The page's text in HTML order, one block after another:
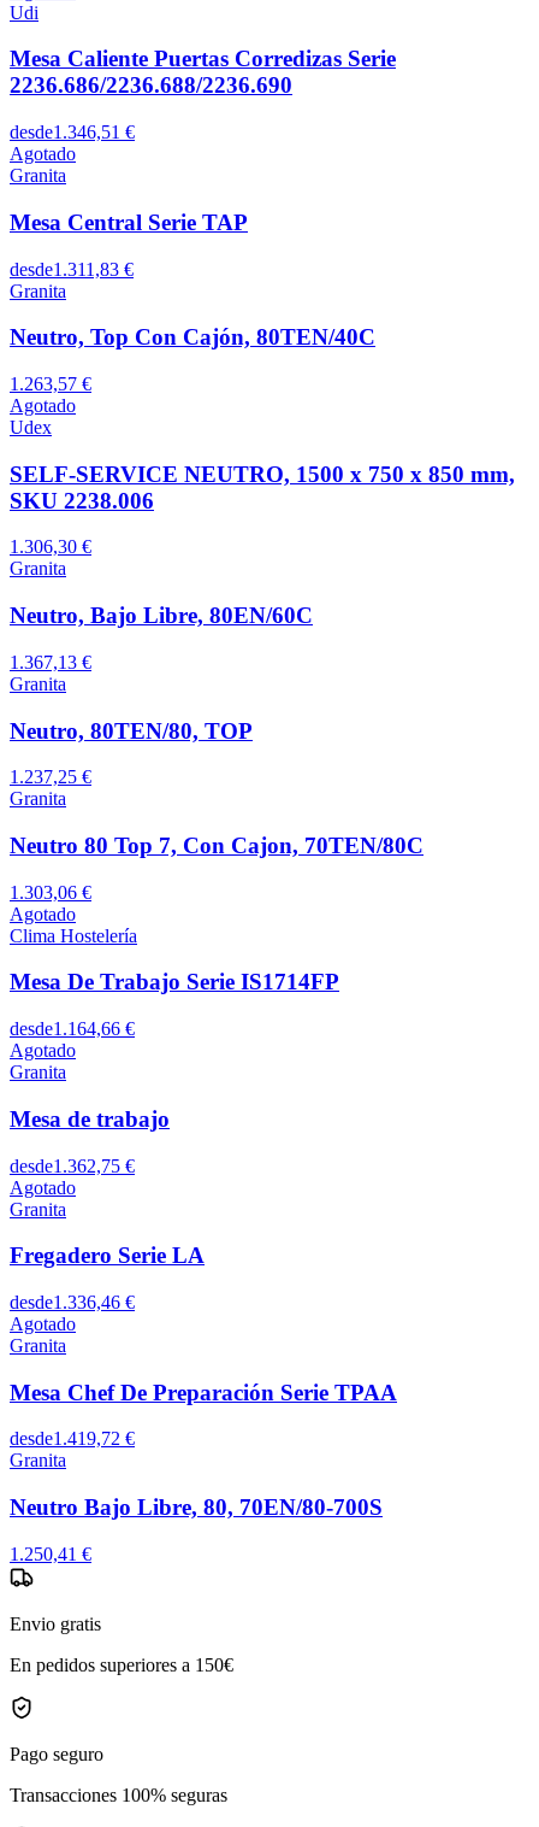
Udi
Mesa Caliente Puertas Corredizas Serie
2236.686/2236.688/2236.690
desde1.346,51 €
Agotado
Granita
Mesa Central Serie TAP
desde1.311,83 €
Granita
Neutro, Top Con Cajón, 80TEN/40C
1.263,57 €
Agotado
Udex
SELF-SERVICE NEUTRO, 1500 x 750 x 850 mm,
SKU 2238.006
1.306,30 €
Granita
Neutro, Bajo Libre, 80EN/60C
1.367,13 €
Granita
Neutro, 80TEN/80, TOP
1.237,25 €
Granita
Neutro 80 Top 7, Con Cajon, 70TEN/80C
1.303,06 €
Agotado
Clima Hostelería
Mesa De Trabajo Serie IS1714FP
desde1.164,66 €
Agotado
Granita
Mesa de trabajo
desde1.362,75 €
Agotado
Granita
Fregadero Serie LA
desde1.336,46 €
Agotado
Granita
Mesa Chef De Preparación Serie TPAA
desde1.419,72 €
Granita
Neutro Bajo Libre, 80, 70EN/80-700S
1.250,41 €
Envio gratis
En pedidos superiores a 150€
Pago seguro
Transacciones 100% seguras